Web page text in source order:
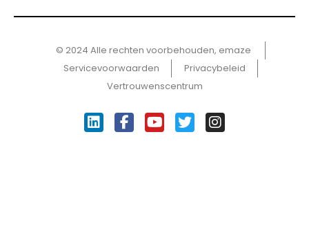
© 2024 Alle rechten voorbehouden, emaze ​
Servicevoorwaarden
Privacybeleid
Vertrouwenscentrum